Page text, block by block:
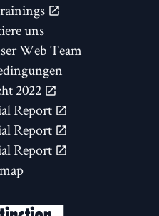
uns
Web Team
2022
Report
Report
Report